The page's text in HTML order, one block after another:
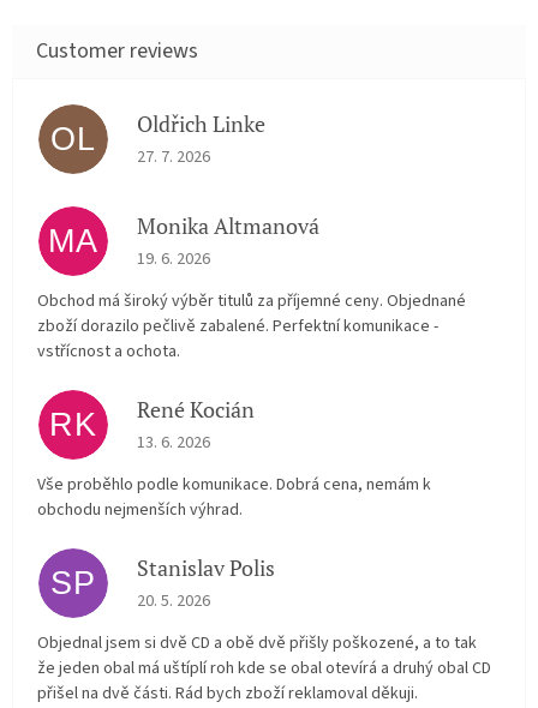
OL Oldřich Linke
The store rating is 5 out of 5 stars.
27. 7. 2026
MA Monika Altmanová
The store rating is 5 out of 5 stars.
19. 6. 2026
Obchod má široký výběr titulů za příjemné ceny. Objednané
zboží dorazilo pečlivě zabalené. Perfektní komunikace -
vstřícnost a ochota.
RK René Kocián
The store rating is 5 out of 5 stars.
13. 6. 2026
Vše proběhlo podle komunikace. Dobrá cena, nemám k
obchodu nejmenších výhrad.
SP Stanislav Polis
The store rating is 2 out of 5 stars.
20. 5. 2026
Objednal jsem si dvě CD a obě dvě přišly poškozené, a to tak
že jeden obal má uštíplí roh kde se obal otevírá a druhý obal CD
přišel na dvě části. Rád bych zboží reklamoval děkuji.